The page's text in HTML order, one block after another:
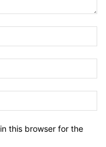
this browser for the